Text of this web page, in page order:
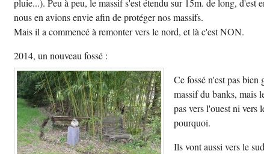
pluie...). Peu à peu, le massif s'est étendu sur 15m. de long, d'est
nous en avions envie afin de protéger nos massifs.
Mais il a commencé à remonter vers le nord, et là c'est NON.
2014, un nouveau fossé :
Ce fossé n'est pas
massif du banks, mais
pas vers l'ouest ni vers
pourquoi.
Ils vont aussi vers le